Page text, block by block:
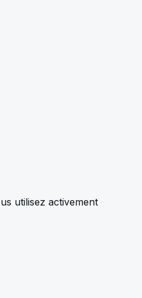
utilisez activement